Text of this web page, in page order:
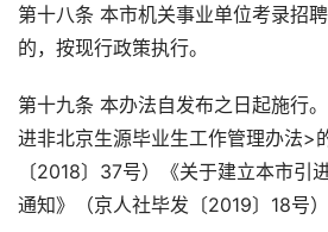
第十八条 本市机关事业单位考录招
的，按现行政策执行。
第十九条 本办法自发布之日起施行
进非北京生源毕业生工作管理办法>
〔2018〕37号）《关于建立本市引
通知》（京人社毕发〔2019〕18号）